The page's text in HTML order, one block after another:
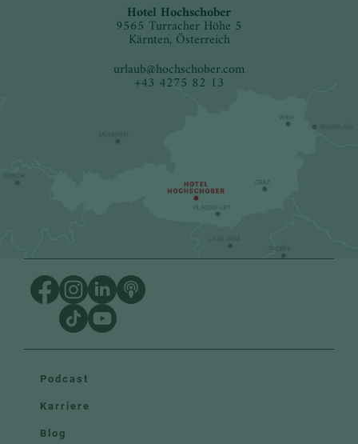
Hotel Hochschober
9565 Turracher Höhe 5
Kärnten, Österreich
urlaub@hochschober.com
+43 4275 82 13
Podcast
Karriere
Blog